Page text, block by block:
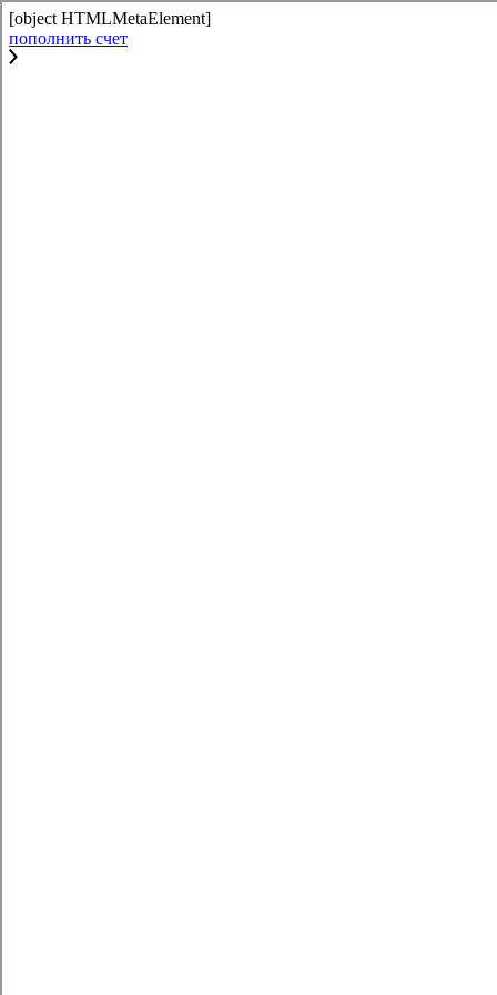
[object HTMLMetaElement]
пополнить счет